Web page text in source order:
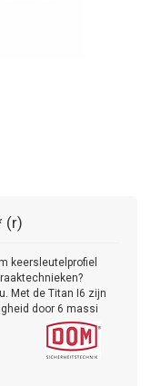
(r)
keersleutelprofiel
Met de Titan I6 zijn
door 6 massi